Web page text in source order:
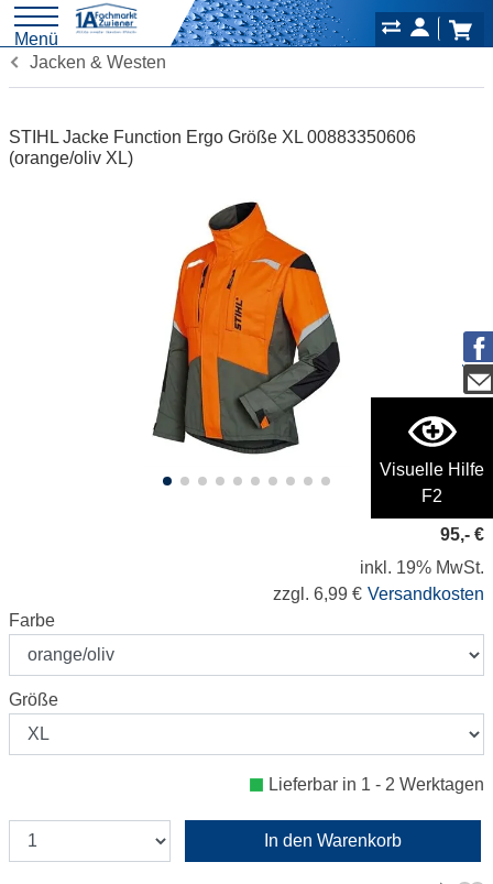
Visuelle Hilfe
F2
Menü
Jacken & Westen
STIHL Jacke Function Ergo Größe XL 00883350606
(orange/oliv XL)
95,- €
inkl. 19% MwSt.
zzgl. 6,99 € Versandkosten
Farbe
Größe
Lieferbar in 1 - 2 Werktagen
In den Warenkorb